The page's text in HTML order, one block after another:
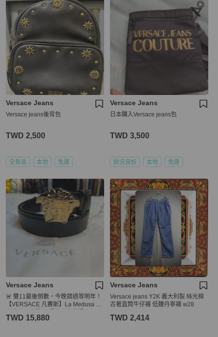
Versace Jeans
Versace jeans後背包
TWD 2,500
全新品 本地 免運
Versace Jeans
日本購入Versace jeans包
TWD 3,500
狀況良好 本地 免運
Versace Jeans
🚨 雙11最後倒數・今晚錯過等明年！
【VERSACE 凡賽斯】La Medusa 金
TWD 15,880
Versace Jeans
Versace jeans Y2K 義大利製 絲光棉
古著直筒牛仔褲 低腰丹寧褲 w28
TWD 2,414